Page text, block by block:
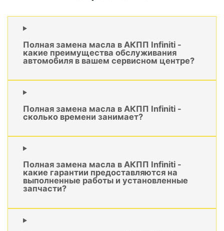
Полная замена масла в АКПП Infiniti -
какие преимущества обслуживания
автомобиля в вашем сервисном центре?
Полная замена масла в АКПП Infiniti -
сколько времени занимает?
Полная замена масла в АКПП Infiniti -
какие гарантии предоставляются на
выполненные работы и установленные
запчасти?